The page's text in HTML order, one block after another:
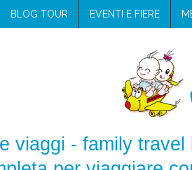
BLOG TOUR EVENTI E FIERE
viaggi - family